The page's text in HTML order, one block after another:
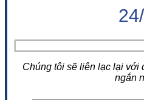
Chúng tôi sẽ liên lạc lại với
ngắn